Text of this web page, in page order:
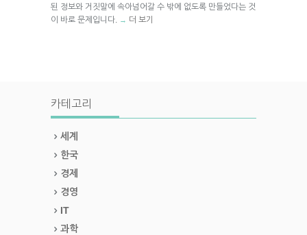
된 정보와 거짓말에 속아넘어갈 수 밖에 없도록 만들었다는 것
이 바로 문제입니다.
→ 더 보기
카테고리
세계
한국
경제
경영
IT
과학